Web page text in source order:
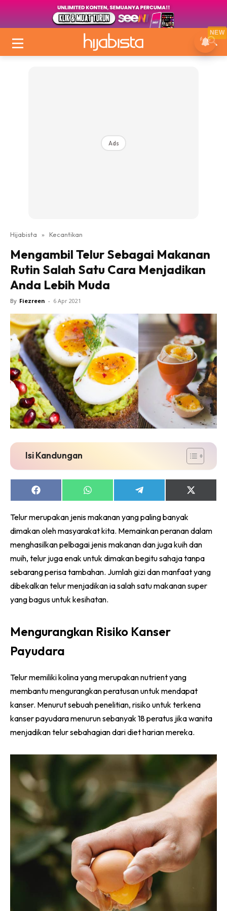
Ads
Hijabista » Kecantikan
Mengambil Telur Sebagai Makanan
Rutin Salah Satu Cara Menjadikan
Anda Lebih Muda
By Fiezreen - 6 Apr 2021
Isi Kandungan
Share
on
Share
on
Share
on
Share
on
Telur merupakan jenis makanan yang paling banyak
dimakan oleh masyarakat kita. Memainkan peranan dalam
menghasilkan pelbagai jenis makanan dan juga kuih dan
muih, telur juga enak untuk dimakan begitu sahaja tanpa
sebarang perisa tambahan. Jumlah gizi dan manfaat yang
dibekalkan telur menjadikan ia salah satu makanan super
yang bagus untuk kesihatan.
Mengurangkan Risiko Kanser
Payudara
Telur memiliki kolina yang merupakan nutrient yang
membantu mengurangkan peratusan untuk mendapat
kanser. Menurut sebuah penelitian, risiko untuk terkena
kanser payudara menurun sebanyak 18 peratus jika wanita
menjadikan telur sebahagian dari diet harian mereka.
NEW